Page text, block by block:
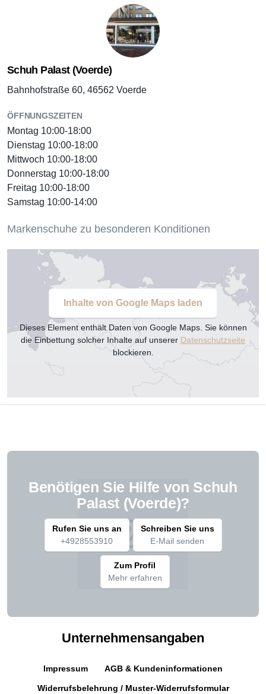
Schuh Palast (Voerde)
Bahnhofstraße 60, 46562 Voerde
ÖFFNUNGSZEITEN
Montag 10:00-18:00
Dienstag 10:00-18:00
Mittwoch 10:00-18:00
Donnerstag 10:00-18:00
Freitag 10:00-18:00
Samstag 10:00-14:00
Markenschuhe zu besonderen Konditionen
Inhalte von Google Maps laden
Dieses Element enthält Daten von Google Maps. Sie können
die Einbettung solcher Inhalte auf unserer Datenschutzseite
blockieren.
Benötigen Sie Hilfe von Schuh
Palast (Voerde)?
Rufen Sie uns an
+4928553910
Schreiben Sie uns
E-Mail senden
Zum Profil
Mehr erfahren
Unternehmensangaben
Impressum AGB & Kundeninformationen
Widerrufsbelehrung / Muster-Widerrufsformular